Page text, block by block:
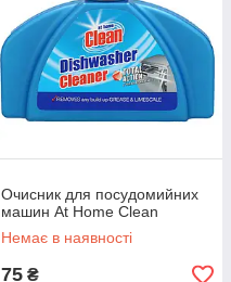
Очисник для посудомийних
машин At Home Clean
Немає в наявності
75 ₴